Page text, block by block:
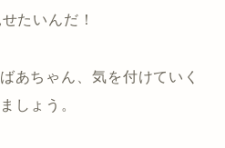
たいんだ！
あちゃん、気を付けていく
しょう。